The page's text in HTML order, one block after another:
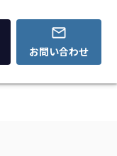
お問い合わせ